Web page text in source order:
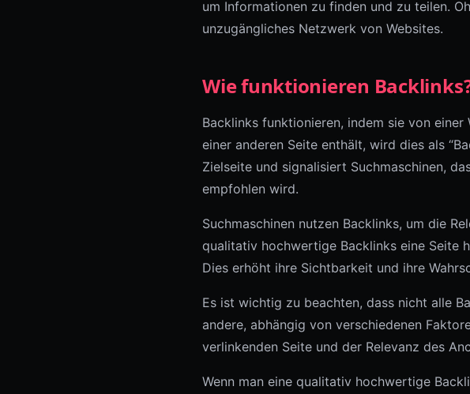
um Informationen zu finden und zu teilen.
unzugängliches Netzwerk von Websites.
Wie funktionieren
Backlinks funktionieren, indem sie von einer
einer anderen Seite enthält, wird dies als
Zielseite und signalisiert Suchmaschinen,
empfohlen wird.
Suchmaschinen nutzen Backlinks, um die
qualitativ hochwertige Backlinks eine Seite
Dies erhöht ihre Sichtbarkeit und ihre
Es ist wichtig zu beachten, dass nicht alle
andere, abhängig von verschiedenen
verlinkenden Seite und der Relevanz des
Wenn man eine qualitativ hochwertige